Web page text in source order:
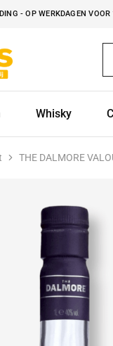
- OP WERKDAGEN
Whisky
THE DALMORE